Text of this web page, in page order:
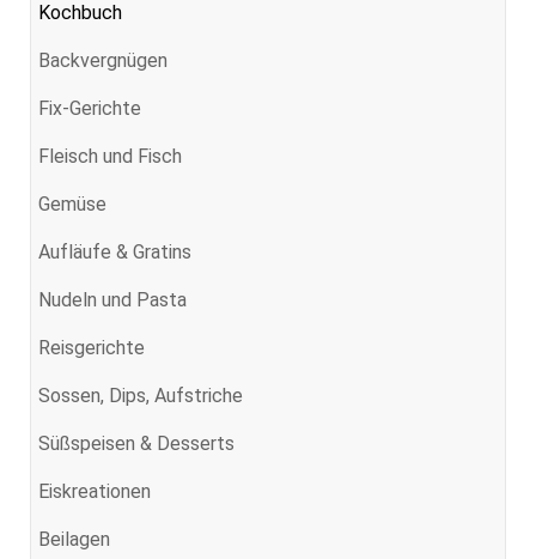
Kochbuch
Backvergnügen
Fix-Gerichte
Fleisch und Fisch
Gemüse
Aufläufe & Gratins
Nudeln und Pasta
Reisgerichte
Sossen, Dips, Aufstriche
Süßspeisen & Desserts
Eiskreationen
Beilagen